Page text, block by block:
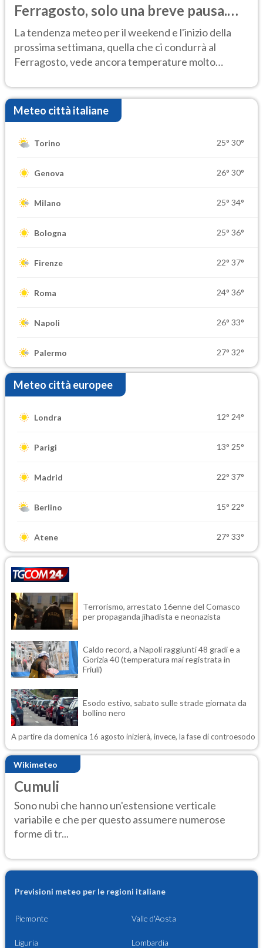
Ferragosto, solo una breve pausa.
Ecco dove
La tendenza meteo per il weekend e l'inizio della
prossima settimana, quella che ci condurrà al
Ferragosto, vede ancora temperature molto
Meteo città italiane
Torino 25° 30°
Genova 26° 30°
Milano 25° 34°
Bologna 25° 36°
Firenze 22° 37°
Roma 24° 36°
Napoli 26° 33°
Palermo 27° 32°
Meteo città europee
Londra 12° 24°
Parigi 13° 25°
Madrid 22° 37°
Berlino 15° 22°
Atene 27° 33°
Terrorismo, arrestato 16enne del Comasco
per propaganda jihadista e neonazista
Caldo record, a Napoli raggiunti 48 gradi e a
Gorizia 40 (temperatura mai registrata in
Friuli)
Esodo estivo, sabato sulle strade giornata da
bollino nero
A partire da domenica 16 agosto inizierà, invece, la fase di controesodo
Wikimeteo
Cumuli
Sono nubi che hanno un'estensione verticale
variabile e che per questo assumere numerose
forme di tr...
Previsioni meteo per le regioni italiane
Piemonte Valle d'Aosta
Liguria Lombardia